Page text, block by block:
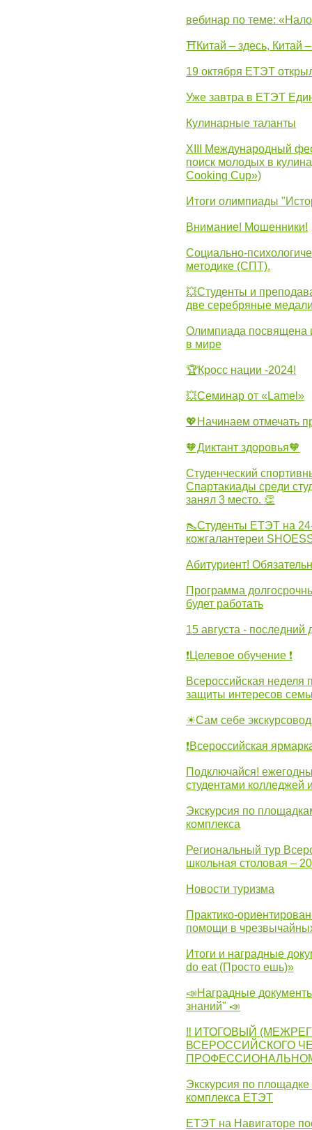
вебинар по теме:
⛩Китай – здесь, Китай
19 октября ЕТЭТ
Уже завтра в ЕТЭТ
Кулинарные таланты
XIII Международный
поиск молодых в
Cooking Cup»)
Итоги олимпиады
Внимание! Мошенники!
Социально-
методике (СПТ).
💥Студенты и
две серебряные
Олимпиада посвящена
в мире
🏆Кросс нации -2024!
💥Семинар от «Lamel»
💖Начинаем отмечать
🧡Диктант здоровья🧡
Студенческий
Спартакиады среди
занял 3 место. 👏
👠Студенты ЕТЭТ на
кожгалантереи
Абитуриент!
Программа
будет работать
15 августа - последний
❗Целевое обучение ❗
Всероссийская
защиты интересов
☀Сам себе экскурсовод
❗Всероссийская
Подключайся!
студентами колледжей
Экскурсия по
комплекса
Региональный тур
школьная столовая –
Новости туризма
Практико-
помощи в
Итоги и наградные
do eat (Просто ешь)»
📣Наградные
знаний" 📣
‼ ИТОГОВЫЙ
ВСЕРОССИЙСКОГО
Экскурсия по
комплекса ЕТЭТ
ЕТЭТ на Навигаторе